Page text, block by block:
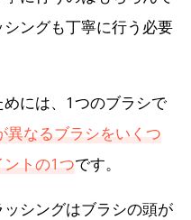
ングも丁寧に行う必要
には、1つのブラシで
異なるブラシをいくつ
トの1つです。
シングはブラシの頭が